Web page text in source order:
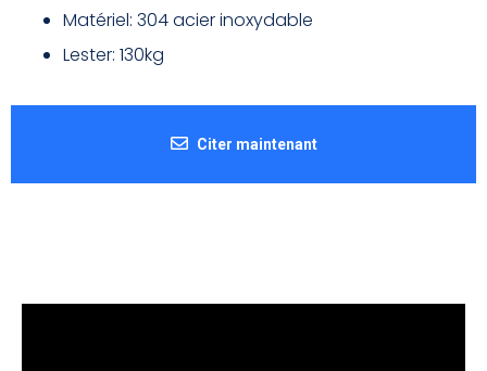
Matériel: 304 acier inoxydable
Lester: 130kg
Citer maintenant